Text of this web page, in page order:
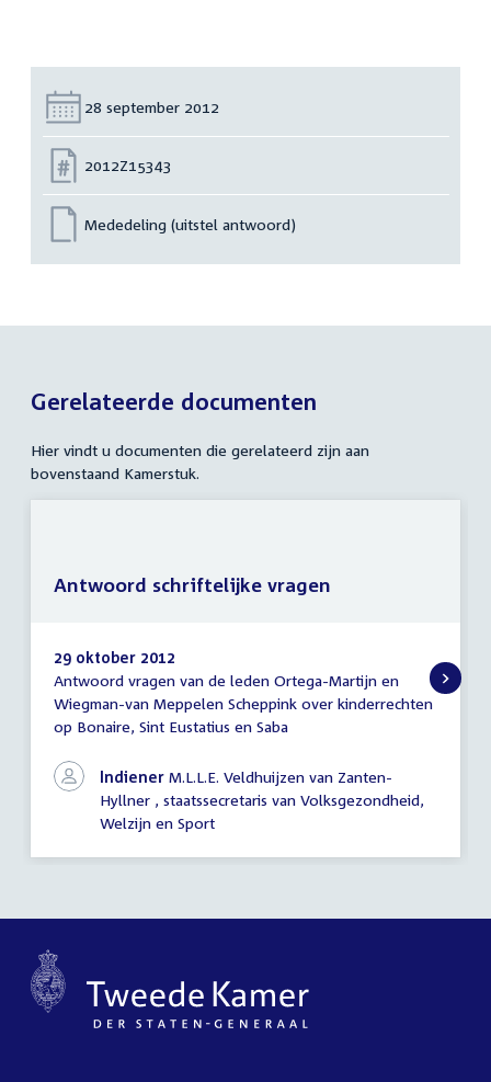
Datum:
28 september 2012
Nummer:
2012Z15343
Mededeling (uitstel antwoord)
Gerelateerde documenten
Hier vindt u documenten die gerelateerd zijn aan
bovenstaand Kamerstuk.
Antwoord
schriftelijke
vragen
29 oktober 2012
Antwoord vragen van de leden Ortega-Martijn en
Wiegman-van Meppelen Scheppink over kinderrechten
op Bonaire, Sint Eustatius en Saba
Indiener M.L.L.E. Veldhuijzen van Zanten-
Hyllner , staatssecretaris van Volksgezondheid,
Welzijn en Sport
Antwoord schriftelijke vragen